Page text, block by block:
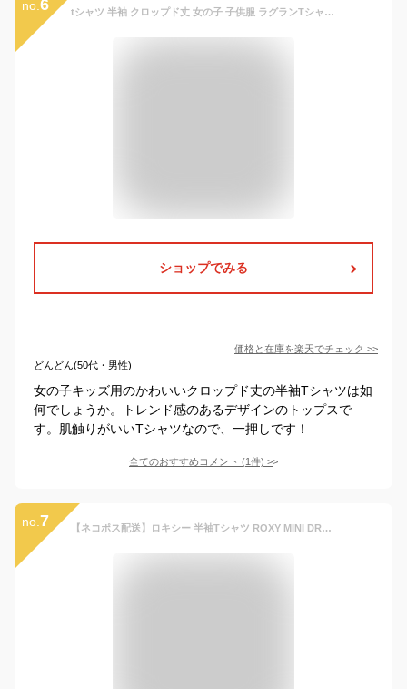
no. 6 tシャツ 半袖 クロップド丈 女の子 子供服 ラグランTシャツ ラグランスリーブ 7分袖ラグランTシャツ ジュニア 女の子 綿製 トップス 半袖Tシャツ ロンT 綿 春 夏 夏用 キッズ tシャツ ガールズコレクション トップス 七分袖
ショップでみる
価格と在庫を楽天でチェック >>
どんどん(50代・男性)
女の子キッズ用のかわいいクロップド丈の半袖Tシャツは如
何でしょうか。トレンド感のあるデザインのトップスで
す。肌触りがいいTシャツなので、一押しです！
全てのおすすめコメント (1件) >
no. 7 【ネコポス配送】ロキシー 半袖Tシャツ ROXY MINI DREAMING MEXICANA CROPPED キッズ ジュニア 子供 ブラック 黒 ホワイト 白 TST242057 トップス 半袖 Tシャツ カットソー ショート丈 クロップド丈 子供服 カジュアル サーフ ロゴ ラメ 国内正規品